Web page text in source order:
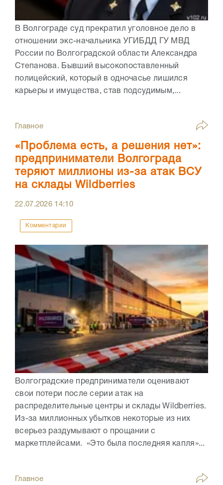
В Волгограде суд прекратил уголовное дело в
отношении экс-начальника УГИБДД ГУ МВД
России по Волгоградской области Александра
Степанова. Бывший высокопоставленный
полицейский, который в одночасье лишился
карьеры и имущества, став подсудимым,...
Главное
«Проблема есть, а решения нет»:
предприниматели Волгограда
теряют миллионы из-за атак ВСУ
на склады Wildberries
22.07.2026 14:10
Комментарии
Волгоградские предприниматели оценивают
свои потери после серии атак на
распределительные центры и склады Wildberries.
Из-за миллионных убытков некоторые из них
всерьез раздумывают о прощании с
маркетплейсами. «Это была последняя капля»...
Главное